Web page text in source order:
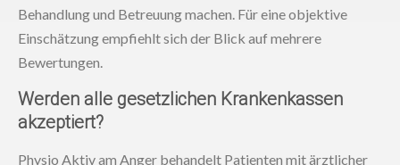
Behandlung und Betreuung machen. Für eine objektive
Einschätzung empfiehlt sich der Blick auf mehrere
Bewertungen.
Werden alle gesetzlichen Krankenkassen
akzeptiert?
Physio Aktiv am Anger behandelt Patienten mit ärztlicher